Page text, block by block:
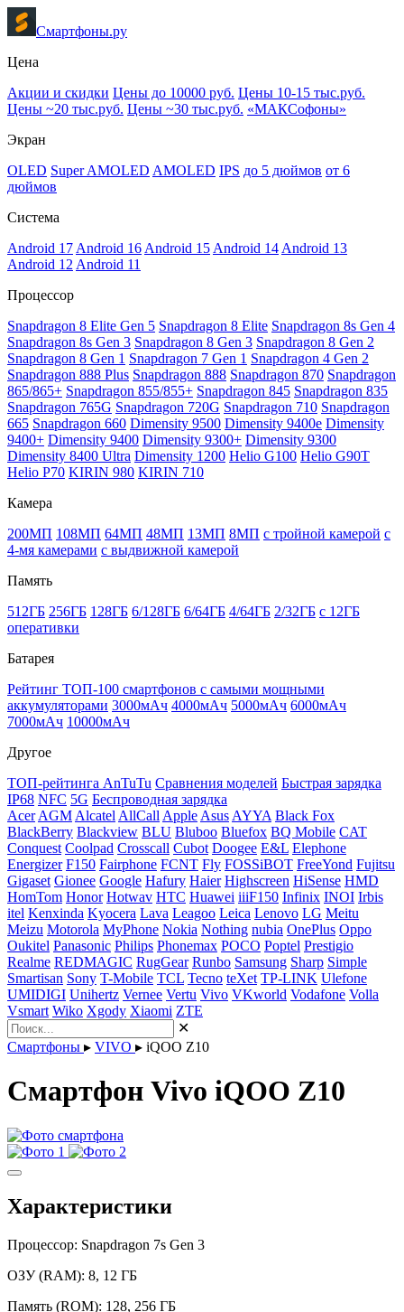
Смартфоны.ру
Цена
Акции и скидки Цены до 10000 руб. Цены 10-15 тыс.руб.
Цены ~20 тыс.руб. Цены ~30 тыс.руб. «МАКСофоны»
Экран
OLED Super AMOLED AMOLED IPS до 5 дюймов от 6
дюймов
Система
Android 17 Android 16 Android 15 Android 14 Android 13
Android 12 Android 11
Процессор
Snapdragon 8 Elite Gen 5 Snapdragon 8 Elite Snapdragon 8s Gen 4
Snapdragon 8s Gen 3 Snapdragon 8 Gen 3 Snapdragon 8 Gen 2
Snapdragon 8 Gen 1 Snapdragon 7 Gen 1 Snapdragon 4 Gen 2
Snapdragon 888 Plus Snapdragon 888 Snapdragon 870 Snapdragon
865/865+ Snapdragon 855/855+ Snapdragon 845 Snapdragon 835
Snapdragon 765G Snapdragon 720G Snapdragon 710 Snapdragon
665 Snapdragon 660 Dimensity 9500 Dimensity 9400e Dimensity
9400+ Dimensity 9400 Dimensity 9300+ Dimensity 9300
Dimensity 8400 Ultra Dimensity 1200 Helio G100 Helio G90T
Helio P70 KIRIN 980 KIRIN 710
Камера
200МП 108МП 64МП 48МП 13МП 8МП с тройной камерой с
4-мя камерами с выдвижной камерой
Память
512ГБ 256ГБ 128ГБ 6/128ГБ 6/64ГБ 4/64ГБ 2/32ГБ с 12ГБ
оперативки
Батарея
Рейтинг ТОП-100 смартфонов с самыми мощными
аккумуляторами 3000мАч 4000мАч 5000мАч 6000мАч
7000мАч 10000мАч
Другое
ТОП-рейтинга AnTuTu Сравнения моделей Быстрая зарядка
IP68 NFC 5G Беспроводная зарядка
Acer AGM Alcatel AllCall Apple Asus AYYA Black Fox
BlackBerry Blackview BLU Bluboo Bluefox BQ Mobile CAT
Conquest Coolpad Crosscall Cubot Doogee E&L Elephone
Energizer F150 Fairphone FCNT Fly FOSSiBOT FreeYond Fujitsu
Gigaset Gionee Google Hafury Haier Highscreen HiSense HMD
HomTom Honor Hotwav HTC Huawei iiiF150 Infinix INOI Irbis
itel Kenxinda Kyocera Lava Leagoo Leica Lenovo LG Meitu
Meizu Motorola MyPhone Nokia Nothing nubia OnePlus Oppo
Oukitel Panasonic Philips Phonemax POCO Poptel Prestigio
Realme REDMAGIC RugGear Runbo Samsung Sharp Simple
Smartisan Sony T-Mobile TCL Tecno teXet TP-LINK Ulefone
UMIDIGI Unihertz Vernee Vertu Vivo VKworld Vodafone Volla
Vsmart Wiko Xgody Xiaomi ZTE
✕
Смартфоны ▸ VIVO ▸ iQOO Z10
Смартфон Vivo iQOO Z10
Характеристики
Процессор: Snapdragon 7s Gen 3
ОЗУ (RAM): 8, 12 ГБ
Память (ROM): 128, 256 ГБ